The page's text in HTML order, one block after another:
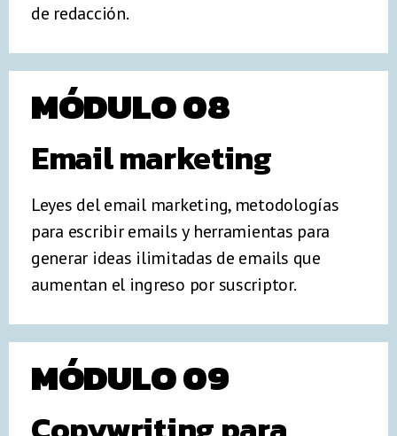
de redacción.
MÓDULO 08
Email marketing
Leyes del email marketing, metodologías
para escribir emails y herramientas para
generar ideas ilimitadas de emails que
aumentan el ingreso por suscriptor.
MÓDULO 09